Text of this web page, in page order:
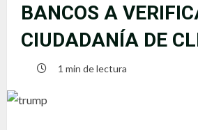
BANCOS A
CIUDADANÍA DE
1 min de lectura